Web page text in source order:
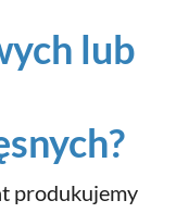
lub
produkujemy